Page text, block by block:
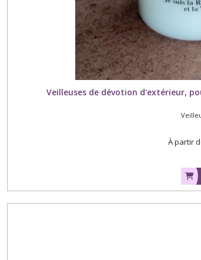
Veilleuses de dévotion d'extérieur,
À partir